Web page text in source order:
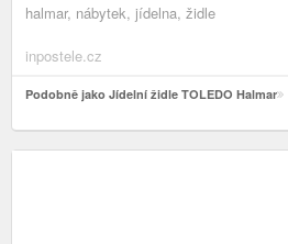
halmar, nábytek, jídelna, židle
inpostele.cz
Podobně jako Jídelní židle TOLEDO Halmar